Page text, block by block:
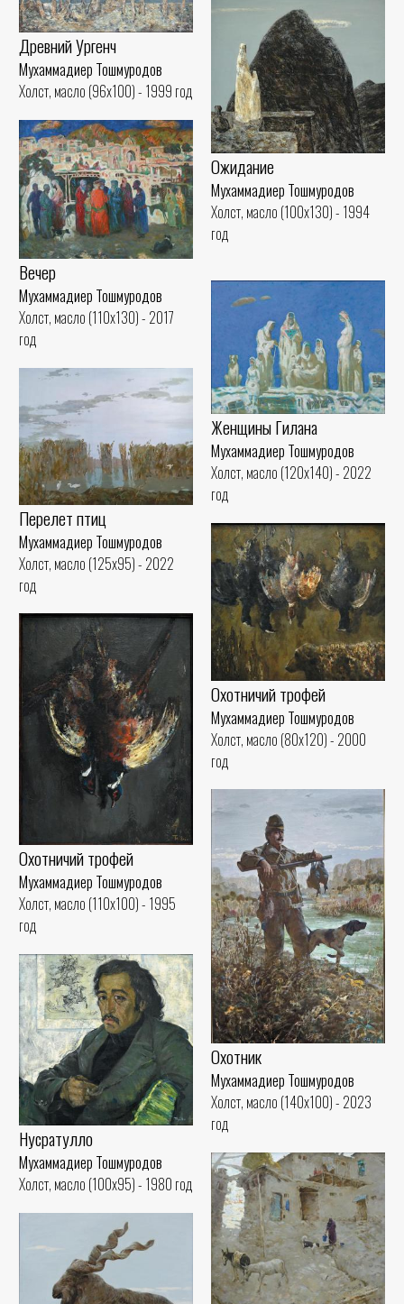
Древний Ургенч
Мухаммадиер Тошмуродов
Холст, масло (96x100) - 1999 год
Ожидание
Мухаммадиер Тошмуродов
Холст, масло (100x130) - 1994
год
Вечер
Мухаммадиер Тошмуродов
Холст, масло (110x130) - 2017
год
Женщины Гилана
Мухаммадиер Тошмуродов
Холст, масло (120x140) - 2022
год
Перелет птиц
Мухаммадиер Тошмуродов
Холст, масло (125x95) - 2022
год
Охотничий трофей
Мухаммадиер Тошмуродов
Холст, масло (80x120) - 2000
год
Охотничий трофей
Мухаммадиер Тошмуродов
Холст, масло (110x100) - 1995
год
Охотник
Мухаммадиер Тошмуродов
Холст, масло (140x100) - 2023
год
Нусратулло
Мухаммадиер Тошмуродов
Холст, масло (100x95) - 1980 год